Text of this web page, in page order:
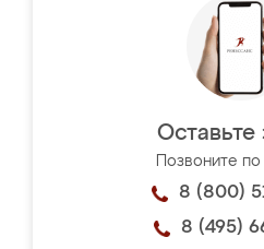
Оставьте
Позвоните
8 (800)
8 (495)